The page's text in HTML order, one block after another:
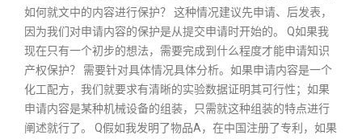
如何就文中的内容进行保护？ 这种情况建议先申请、后发表，
因为我们对申请内容的保护是从提交申请时开始的。 Q如果我
现在只有一个初步的想法，需要完成到什么程度才能申请知识
产权保护？ 需要针对具体情况具体分析。如果申请内容是一个
化工配方，我们就要求有清晰的实验数据证明其可行性；如果
申请内容是某种机械设备的组装，只需就这种组装的特点进行
阐述就行了。 Q假如我发明了物品A，在中国注册了专利，如果